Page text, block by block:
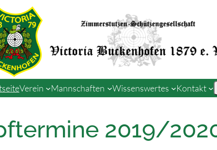
Verein Mannschaften Wissenswertes Kontakt
2019/